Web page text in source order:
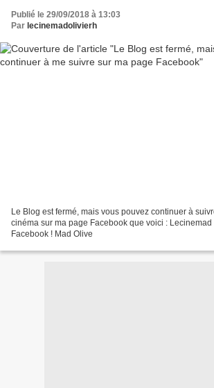
Publié le 29/09/2018 à 13:03
Par lecinemadolivierh
Le Blog est fermé, mais vous pouvez continuer à
cinéma sur ma page Facebook que voici :
Facebook ! Mad Olive